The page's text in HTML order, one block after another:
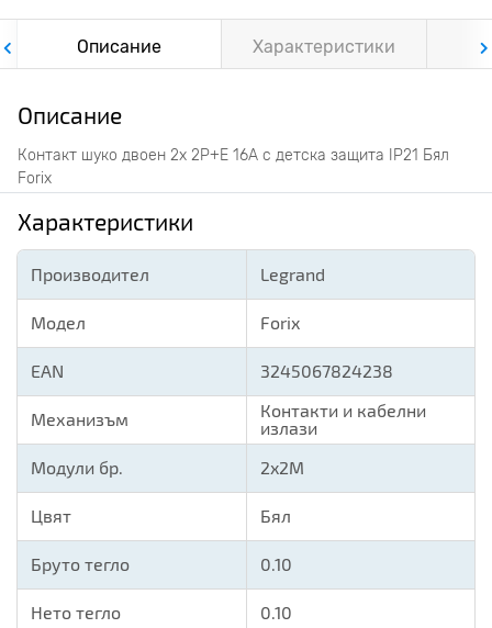
Описание Характеристики
Описание
Контакт шуко двоен 2x 2P+E 16A с детска защита IP21 Бял
Forix
Характеристики
Производител Legrand
Модел Forix
EAN 3245067824238
Механизъм
Контакти и кабелни
излази
Модули бр.
2x2M
Цвят Бял
Бруто тегло 0.10
Нето тегло 0.10